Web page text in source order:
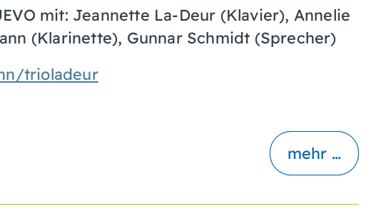
trioladeur
mit: Jeannette La-Deur (Klavier), Annelie
(Klarinette), Gunnar Schmidt (Sprecher)
mehr …